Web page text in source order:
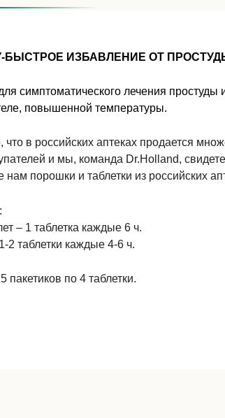
БЫСТРОЕ ИЗБАВЛЕНИЕ ОТ
симптоматического лечения простуды
повышенной температуры.
что в российских аптеках продается
и мы, команда Dr.Holland,
порошки и таблетки из российских
– 1 таблетка каждые 6 ч.
2 таблетки каждые 4-6 ч.
пакетиков по 4 таблетки.